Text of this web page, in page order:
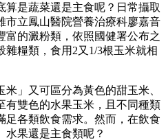
算是蔬菜還是主食呢？日常攝取
市立鳳山醫院營養治療科廖嘉音
富的澱粉類，依照國健署公布之
糧類，食用2又1/3根玉米就相
」又可區分為黃色的甜玉米、
有雙色的水果玉米，且不同種類
足各類飲食需求。然而，在飲食
水果還是主食類呢？